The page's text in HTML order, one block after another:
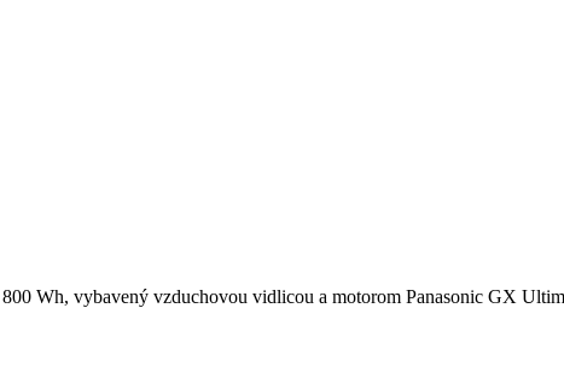
Wh, vybavený vzduchovou vidlicou a motorom Panasonic GX